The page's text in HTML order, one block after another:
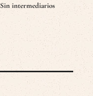
Sin intermediarios